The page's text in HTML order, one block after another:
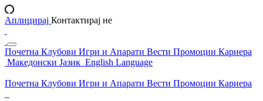
Аплицирај Контактирај не
Почетна Клубови Игри и Апарати Вести Промоции Кариера
Македонски Јазик English Language
Почетна Клубови Игри и Апарати Вести Промоции Кариера